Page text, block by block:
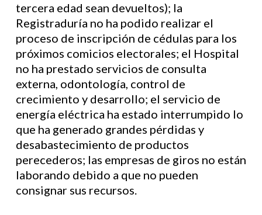
tercera edad sean devueltos); la
Registraduría no ha podido realizar el
proceso de inscripción de cédulas para los
próximos comicios electorales; el Hospital
no ha prestado servicios de consulta
externa, odontología, control de
crecimiento y desarrollo; el servicio de
energía eléctrica ha estado interrumpido lo
que ha generado grandes pérdidas y
desabastecimiento de productos
perecederos; las empresas de giros no están
laborando debido a que no pueden
consignar sus recursos.